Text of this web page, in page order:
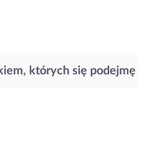
których się podejmę